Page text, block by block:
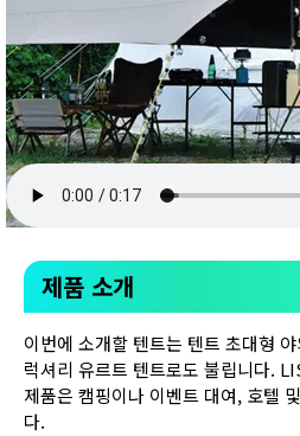
제품 소개
이번에 소개할 텐트는 텐트 초대형
럭셔리 유르트 텐트로도 불립니다.
제품은 캠핑이나 이벤트 대여, 호텔
다.